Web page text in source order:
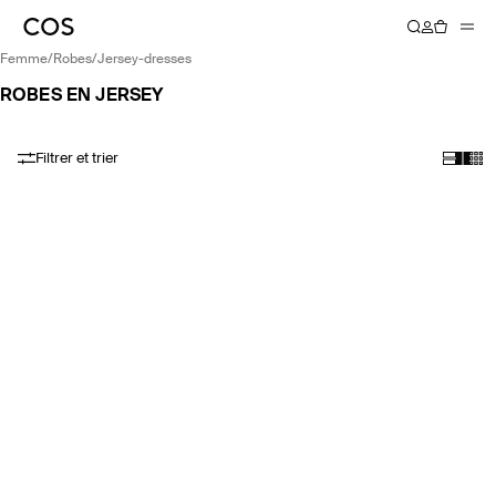
femme/ robes/ jersey-dresses
ROBES EN JERSEY
Filtrer et trier